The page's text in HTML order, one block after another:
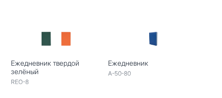
Ежедневник твердой
зелёный
REO-8
Ежедневник
A-50-80